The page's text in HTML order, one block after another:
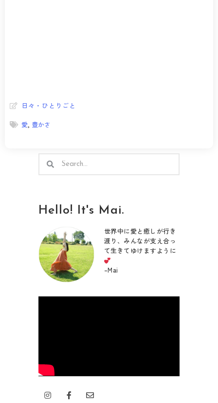
日々・ひとりごと
愛, 豊かさ
索
Hello! It's Mai.
世界中に愛と癒しが行き
渡り、みんなが支え合っ
て生きてゆけますように
–Mai
I
n
F
a n